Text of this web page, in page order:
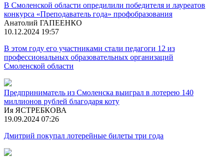
В Смоленской области опредилили победителя и лауреатов
конкурса «Преподаватель года» профобразования
Анатолий ГАПЕЕНКО
10.12.2024 19:57
В этом году его участниками стали педагоги 12 из
профессиональных образовательных организаций
Смоленской области
Предприниматель из Смоленска выиграл в лотерею 140
миллионов рублей благодаря коту
Ия ЯСТРЕБКОВА
19.09.2024 07:26
Дмитрий покупал лотерейные билеты три года